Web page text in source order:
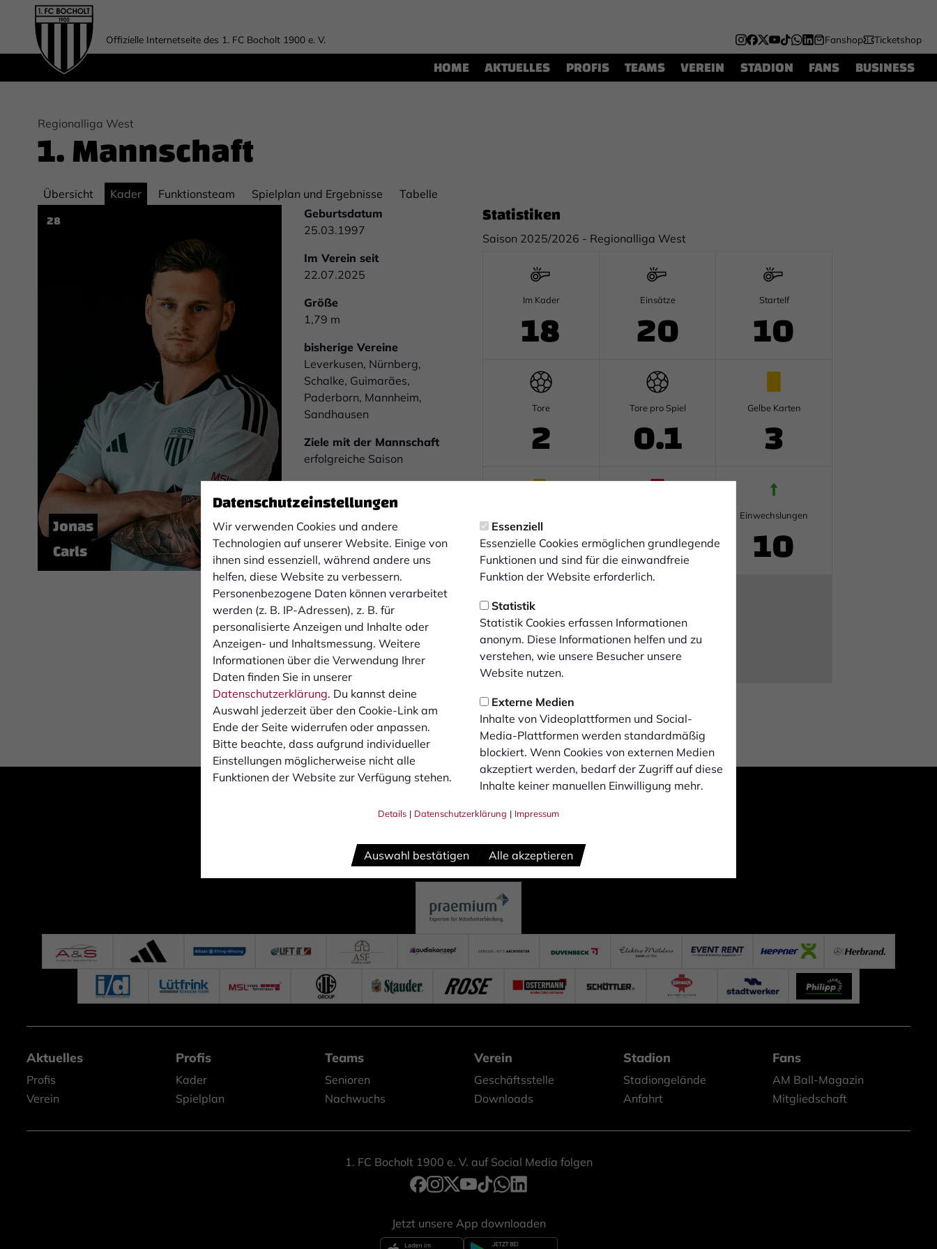
Datenschutzeinstellungen
Wir verwenden Cookies und andere
Technologien auf unserer Website. Einige von
ihnen sind essenziell, während andere uns
helfen, diese Website zu verbessern.
Personenbezogene Daten können verarbeitet
werden (z. B. IP-Adressen), z. B. für
personalisierte Anzeigen und Inhalte oder
Anzeigen- und Inhaltsmessung. Weitere
Informationen über die Verwendung Ihrer
Daten finden Sie in unserer
Datenschutzerklärung. Du kannst deine
Auswahl jederzeit über den Cookie-Link am
Ende der Seite widerrufen oder anpassen.
Bitte beachte, dass aufgrund individueller
Einstellungen möglicherweise nicht alle
Funktionen der Website zur Verfügung stehen.
Essenziell
Essenzielle Cookies ermöglichen grundlegende
Funktionen und sind für die einwandfreie
Funktion der Website erforderlich.
Statistik
Statistik Cookies erfassen Informationen
anonym. Diese Informationen helfen und zu
verstehen, wie unsere Besucher unsere
Website nutzen.
Externe Medien
Inhalte von Videoplattformen und Social-
Media-Plattformen werden standardmäßig
blockiert. Wenn Cookies von externen Medien
akzeptiert werden, bedarf der Zugriff auf diese
Inhalte keiner manuellen Einwilligung mehr.
Details | Datenschutzerklärung | Impressum
Auswahl bestätigen Alle akzeptieren
Offizielle Internetseite des 1. FC Bocholt 1900 e. V. Fanshop Ticketshop
HOME AKTUELLES PROFIS TEAMS VEREIN STADION FANS BUSINESS
Regionalliga West
1. Mannschaft
Übersicht Kader Funktionsteam Spielplan und Ergebnisse Tabelle
28
Jonas
Carls
Geburtsdatum
25.03.1997
Im Verein seit
22.07.2025
Größe
1,79 m
bisherige Vereine
Leverkusen, Nürnberg,
Schalke, Guimarães,
Paderborn, Mannheim,
Sandhausen
Ziele mit der Mannschaft
erfolgreiche Saison
links
Größter sportlicher Erfolg
Derbysieger (BVB-S04)
Social Media
Statistiken
Saison 2025/2026 - Regionalliga West
Im Kader
18
Einsätze
20
Startelf
10
Tore
2
Tore pro Spiel
0.1
Gelbe Karten
3
0 0
Einwechslungen
10
Auswechslungen
5
Aktuelles
Profis
Verein
Profis
Kader
Spielplan
Teams
Senioren
Nachwuchs
Verein
Geschäftsstelle
Downloads
Stadion
Stadiongelände
Anfahrt
Fans
AM Ball-Magazin
Mitgliedschaft
1. FC Bocholt 1900 e. V. auf Social Media folgen
Jetzt unsere App downloaden